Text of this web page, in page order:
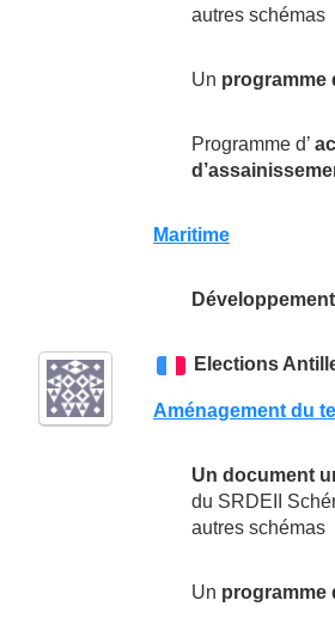
autres schémas
Un programme
Programme d’
Maritime
Elections
Aménagement du
Un document
du SRDEII
autres schémas
Un programme